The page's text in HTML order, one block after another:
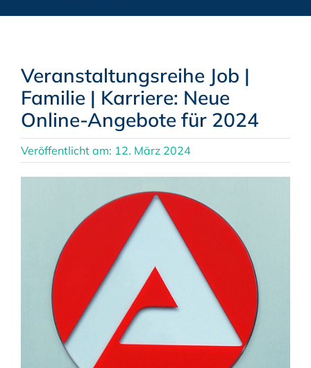
Veranstaltungsreihe Job |
Familie | Karriere: Neue
Online-Angebote für 2024
Veröffentlicht am: 12. März 2024